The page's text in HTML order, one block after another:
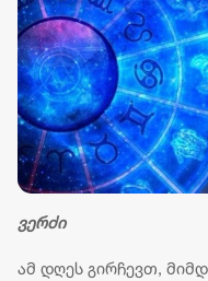
ვერძი
ამ დღეს გირჩევთ,